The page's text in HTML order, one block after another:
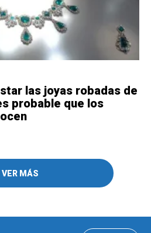
las joyas robadas de
probable que los
VER MÁS